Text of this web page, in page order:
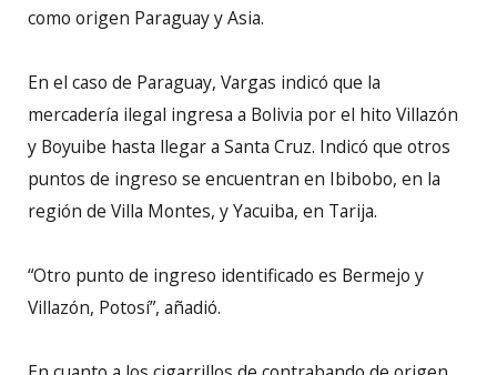
como origen Paraguay y Asia.
En el caso de Paraguay, Vargas indicó que la
mercadería ilegal ingresa a Bolivia por el hito Villazón
y Boyuibe hasta llegar a Santa Cruz. Indicó que otros
puntos de ingreso se encuentran en Ibibobo, en la
región de Villa Montes, y Yacuiba, en Tarija.
“Otro punto de ingreso identificado es Bermejo y
Villazón, Potosí”, añadió.